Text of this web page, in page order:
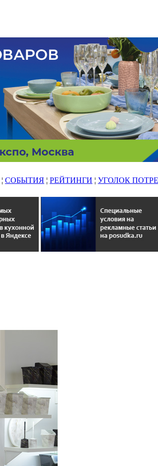
¦ СОБЫТИЯ ¦ РЕЙТИНГИ ¦ УГОЛОК